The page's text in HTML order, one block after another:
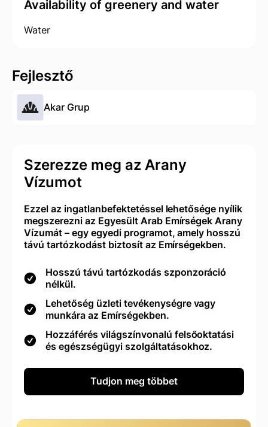
Availability of greenery and water
Water
Fejlesztő
Akar Grup
Szerezze meg az Arany
Vízumot
Ezzel az ingatlanbefektetéssel lehetősége nyílik
megszerezni az Egyesült Arab Emírségek Arany
Vízumát – egy egyedi programot, amely hosszú
távú tartózkodást biztosít az Emírségekben.
Hosszú távú tartózkodás szponzoráció
nélkül.
Lehetőség üzleti tevékenységre vagy
munkára az Emírségekben.
Hozzáférés világszínvonalú felsőoktatási
és egészségügyi szolgáltatásokhoz.
Tudjon meg többet